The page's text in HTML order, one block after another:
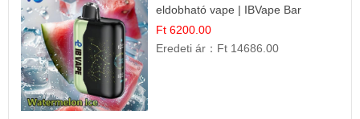
eldobható vape | IBVape Bar
Frissítő Nyári Íz
Ft 6200.00
Eredeti ár： Ft 14686.00